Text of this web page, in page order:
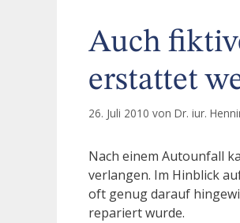
Auch
erstattet
26. Juli 2010 von Dr. iur.
Nach einem Autounfall
verlangen. Im Hinblick
oft genug darauf
repariert wurde.